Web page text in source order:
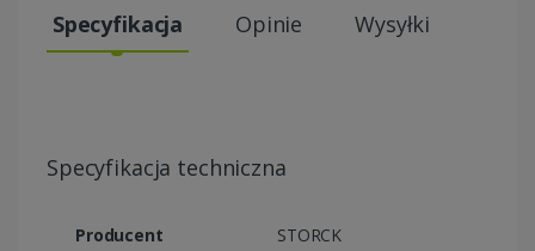
Specyfikacja Opinie Wysyłki
Specyfikacja techniczna
Producent STORCK